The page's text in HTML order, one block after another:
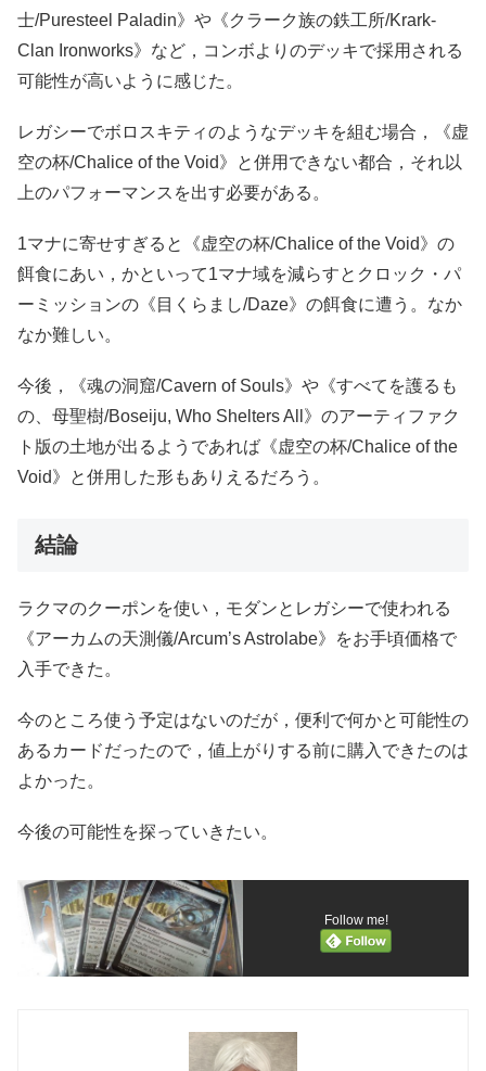
士/Puresteel Paladin》や《クラーク族の鉄工所/Krark-
Clan Ironworks》など，コンボよりのデッキで採用される
可能性が高いように感じた。
レガシーでボロスキティのようなデッキを組む場合，《虚
空の杯/Chalice of the Void》と併用できない都合，それ以
上のパフォーマンスを出す必要がある。
1マナに寄せすぎると《虚空の杯/Chalice of the Void》の
餌食にあい，かといって1マナ域を減らすとクロック・パ
ーミッションの《目くらまし/Daze》の餌食に遭う。なか
なか難しい。
今後，《魂の洞窟/Cavern of Souls》や《すべてを護るも
の、母聖樹/Boseiju, Who Shelters All》のアーティファク
ト版の土地が出るようであれば《虚空の杯/Chalice of the
Void》と併用した形もありえるだろう。
結論
ラクマのクーポンを使い，モダンとレガシーで使われる
《アーカムの天測儀/Arcum’s Astrolabe》をお手頃価格で
入手できた。
今のところ使う予定はないのだが，便利で何かと可能性の
あるカードだったので，値上がりする前に購入できたのは
よかった。
今後の可能性を探っていきたい。
Follow me!